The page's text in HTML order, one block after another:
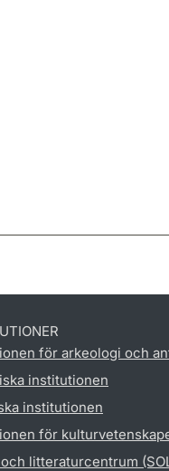
för arkeologi och
institutionen
institutionen
för
litteraturcentrum